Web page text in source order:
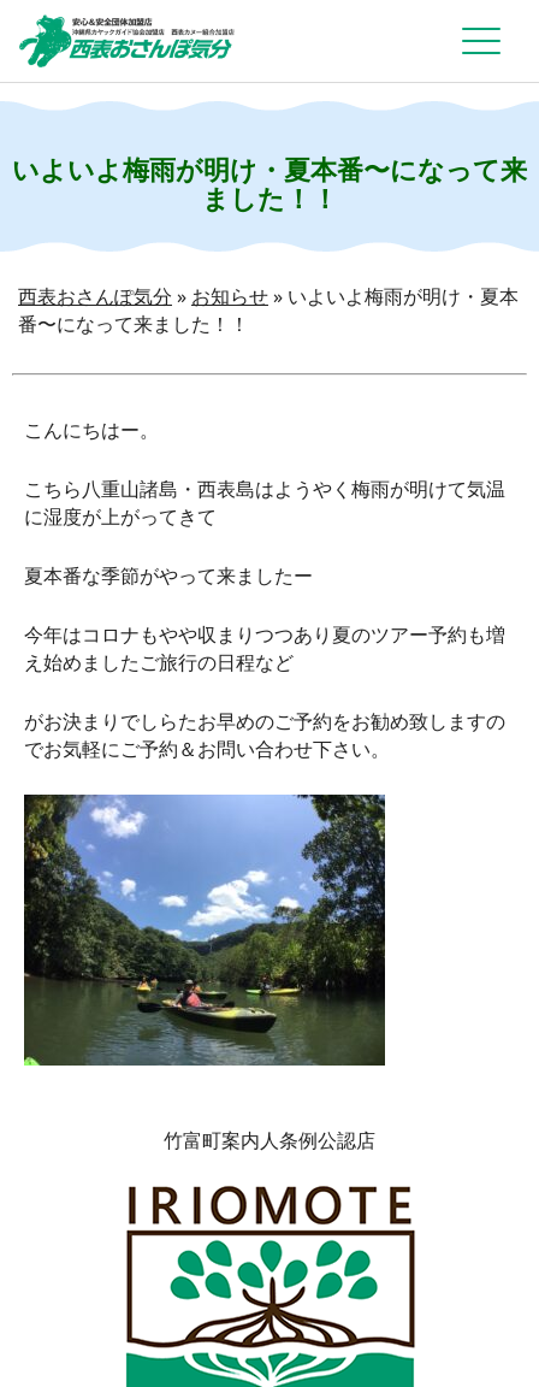
いよいよ梅雨が明け・夏本番〜になって来
ました！！
西表おさんぽ気分 » お知らせ» いよいよ梅雨が明け・夏本
番〜になって来ました！！
こんにちはー。
こちら八重山諸島・西表島はようやく梅雨が明けて気温
に湿度が上がってきて
夏本番な季節がやって来ましたー
今年はコロナもやや収まりつつあり夏のツアー予約も増
え始めましたご旅行の日程など
がお決まりでしらたお早めのご予約をお勧め致しますの
でお気軽にご予約＆お問い合わせ下さい。
竹富町案内人条例公認店